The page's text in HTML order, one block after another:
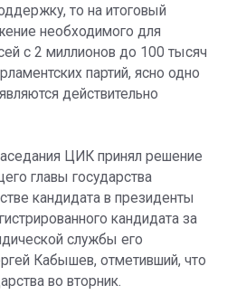
то на итоговый
необходимого для
с 2 миллионов до 100 тысяч
партий, ясно одно
действительно
ЦИК принял решение
главы государства
кандидата в президенты
кандидата за
службы его
Кабышев, отметивший, что
во вторник.